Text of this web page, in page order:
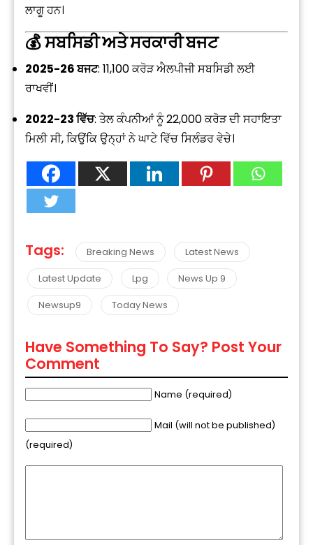
ਲਾਗੂ ਹਨ।
💰ਸਬਸਿਡੀ ਅਤੇ ਸਰਕਾਰੀ ਬਜਟ
2025-26 ਬਜਟ: ₹11,100 ਕਰੋੜ ਐਲਪੀਜੀ ਸਬਸਿਡੀ ਲਈ
ਰਾਖਵੀਂ।
2022-23 ਵਿੱਚ: ਤੇਲ ਕੰਪਨੀਆਂ ਨੂੰ ₹22,000 ਕਰੋੜ ਦੀ ਸਹਾਇਤਾ
ਮਿਲੀ ਸੀ, ਕਿਉਂਕਿ ਉਨ੍ਹਾਂ ਨੇ ਘਾਟੇ ਵਿੱਚ ਸਿਲੰਡਰ ਵੇਚੇ।
Tags: Breaking News
Latest News
Latest Update
Lpg
News Up 9
Newsup9
Today News
Have Something To Say? Post Your
Comment
Name (required)
Mail (will not be published)
(required)